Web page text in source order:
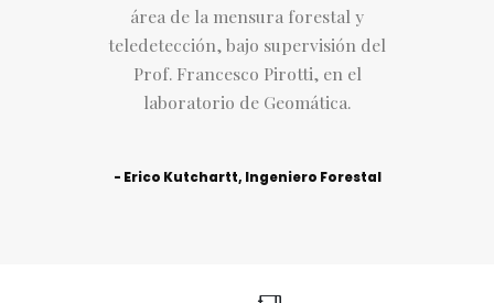
área de la mensura forestal y
teledetección, bajo supervisión del
Prof. Francesco Pirotti, en el
laboratorio de Geomática.
- Erico Kutchartt, Ingeniero Forestal